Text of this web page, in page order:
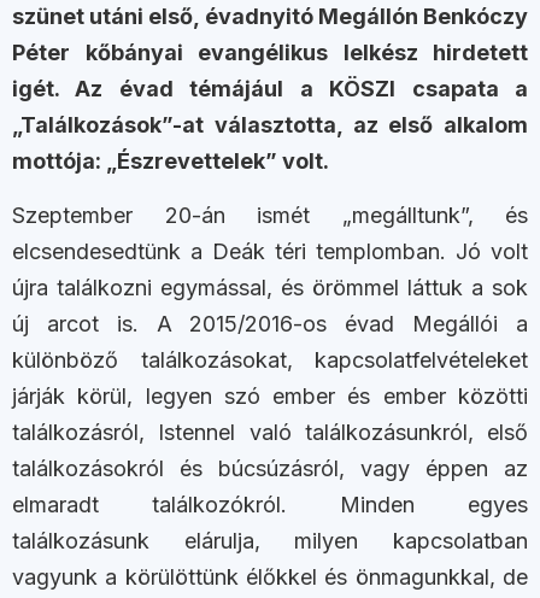
szünet utáni első, évadnyitó Megállón Benkóczy
Péter kőbányai evangélikus lelkész hirdetett
igét. Az évad témájául a KÖSZI csapata a
„Találkozások”-at választotta, az első alkalom
mottója: „Észrevettelek” volt.
Szeptember 20-án ismét „megálltunk”, és
elcsendesedtünk a Deák téri templomban. Jó volt
újra találkozni egymással, és örömmel láttuk a sok
új arcot is. A 2015/2016-os évad Megállói a
különböző találkozásokat, kapcsolatfelvételeket
járják körül, legyen szó ember és ember közötti
találkozásról, Istennel való találkozásunkról, első
találkozásokról és búcsúzásról, vagy éppen az
elmaradt találkozókról. Minden egyes
találkozásunk elárulja, milyen kapcsolatban
vagyunk a körülöttünk élőkkel és önmagunkkal, de